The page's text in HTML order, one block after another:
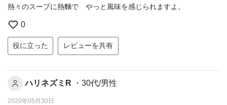
熱々のスープに熱麵で やっと風味を感じられますよ。
0
役に立った レビューを共有
ハリネズミR ・30代/男性
2020年05月30日